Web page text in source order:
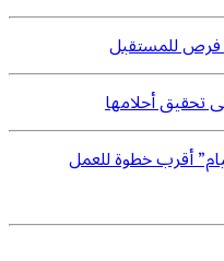
فرص للمستقبل
تحقيق أحلامها
أقرب خطوة للعمل